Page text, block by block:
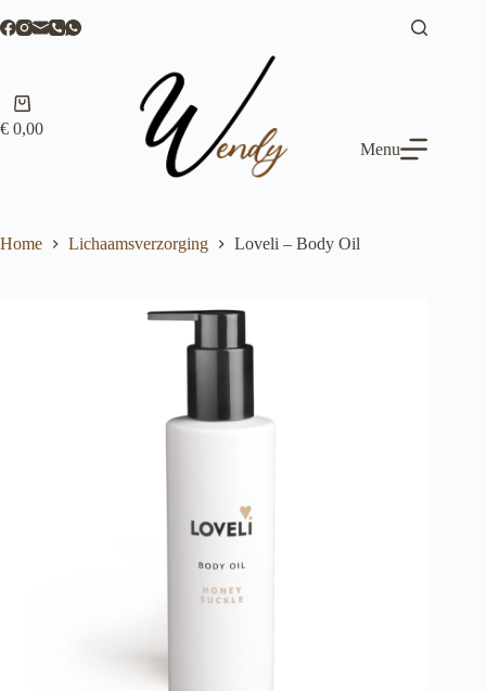
naar
Winkelwagen
€ 0,00
Menu
Home Lichaamsverzorging Loveli – Body Oil